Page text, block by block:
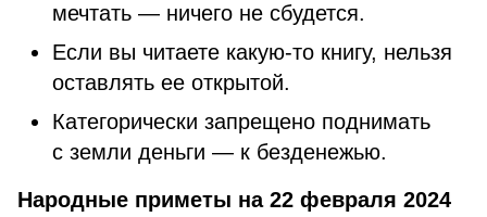
мечтать — ничего не сбудется.
Если вы читаете какую-то книгу, нельзя
оставлять ее открытой.
Категорически запрещено поднимать
с земли деньги — к безденежью.
Народные приметы на 22 февраля 2024